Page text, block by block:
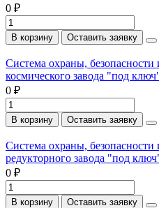
0 ₽
В корзину Оставить заявку
Система охраны, безопасности
космического завода "под
0 ₽
В корзину Оставить заявку
Система охраны, безопасности
редукторного завода "под
0 ₽
В корзину Оставить заявку